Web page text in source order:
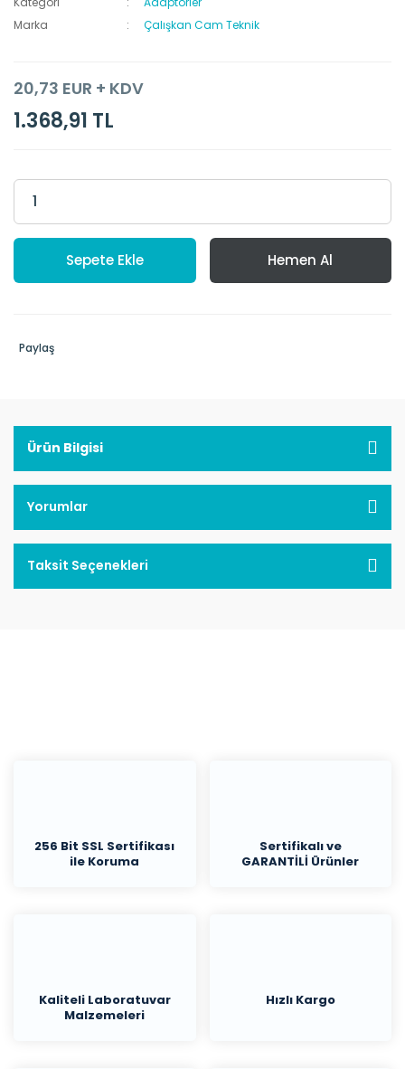
Marka
Çalışkan Cam Teknik
20,73 EUR + KDV
1.368,91 TL
Sepete Ekle Hemen Al
Paylaş
Ürün Bilgisi
Yorumlar
Taksit Seçenekleri
256 Bit SSL Sertifikası
ile Koruma
Sertifikalı ve
GARANTİLİ Ürünler
Kaliteli Laboratuvar
Malzemeleri
Hızlı Kargo